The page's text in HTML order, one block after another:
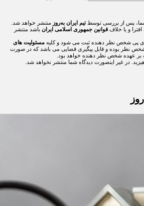
پس از بررسی توسطتیم ایران به‌روز منتشر خواهد شد.
و یا خلاف قوانین جمهوری اسلامی ایران باشد منتشر
آی پی شخص نظر دهنده ثبت می شود و کلیه مسئولیت های
نظر بوده و قابل پیگیری قضایی می باشد که در صورت
عهده شخص نظر دهنده خواهد بود.
در غیر اینصورت دیدگاه شما منتشر نخواهد شد.